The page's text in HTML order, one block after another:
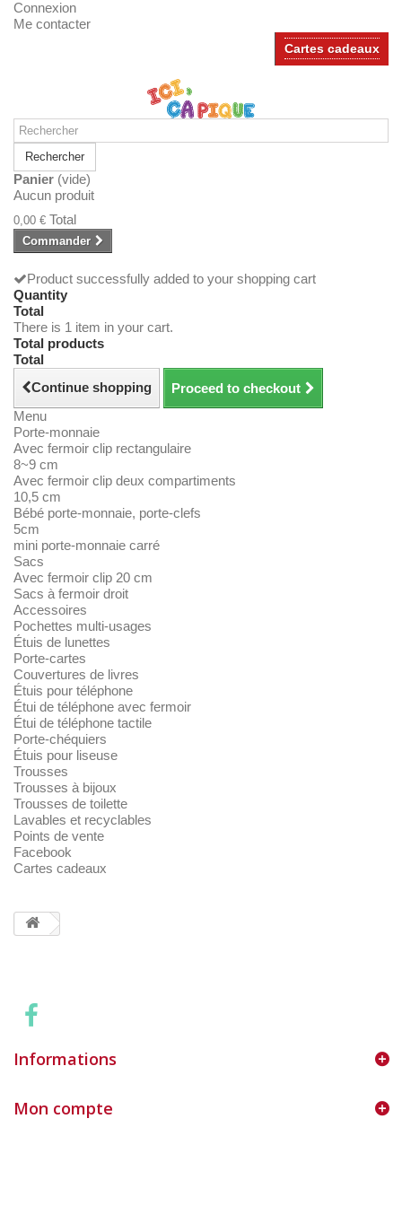
Connexion
Me contacter
Cartes cadeaux
Rechercher
Panier (vide)
Aucun produit
0,00 € Total
Commander
Product successfully added to your shopping cart
Quantity
Total
There is 1 item in your cart.
Total products
Total
Continue shopping
Proceed to checkout
Menu
Porte-monnaie
Avec fermoir clip rectangulaire
8~9 cm
Avec fermoir clip deux compartiments
10,5 cm
Bébé porte-monnaie, porte-clefs
5cm
mini porte-monnaie carré
Sacs
Avec fermoir clip 20 cm
Sacs à fermoir droit
Accessoires
Pochettes multi-usages
Étuis de lunettes
Porte-cartes
Couvertures de livres
Étuis pour téléphone
Étui de téléphone avec fermoir
Étui de téléphone tactile
Porte-chéquiers
Étuis pour liseuse
Trousses
Trousses à bijoux
Trousses de toilette
Lavables et recyclables
Points de vente
Facebook
Cartes cadeaux
Informations
Mon compte